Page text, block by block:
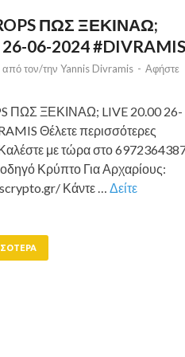
ΠΩΣ ΞΕΚΙΝΑΩ;
26-06-2024 #DIVRAMIS
από τον/την Yannis Divramis - Αφήστε
ΠΩΣ ΞΕΚΙΝΑΩ; LIVE 20.00 26-
Θέλετε περισσότερες
με τώρα στο
Κρύπτο Για Αρχαρίους:
Κάντε … Δείτε